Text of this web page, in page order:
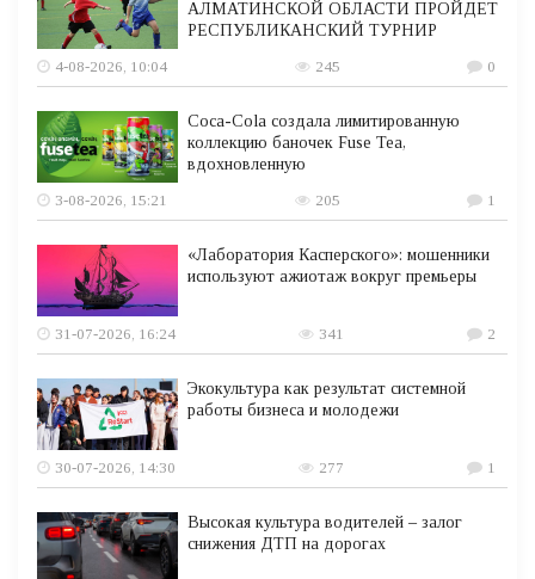
АЛМАТИНСКОЙ ОБЛАСТИ ПРОЙДЕТ
РЕСПУБЛИКАНСКИЙ ТУРНИР
4-08-2026, 10:04
245 0
Coca-Cola создала лимитированную
коллекцию баночек Fuse Tea,
вдохновленную
3-08-2026, 15:21
205 1
«Лаборатория Касперского»: мошенники
используют ажиотаж вокруг премьеры
31-07-2026, 16:24 341 2
Экокультура как результат системной
работы бизнеса и молодежи
30-07-2026, 14:30 277 1
Высокая культура водителей – залог
снижения ДТП на дорогах